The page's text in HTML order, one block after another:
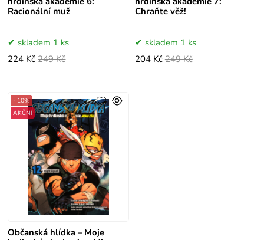
Racionální muž
skladem 1 ks
224 Kč 249 Kč
Chraňte věž!
skladem 1 ks
204 Kč 249 Kč
Občanská hlídka – Moje
- 10%
AKČNÍ